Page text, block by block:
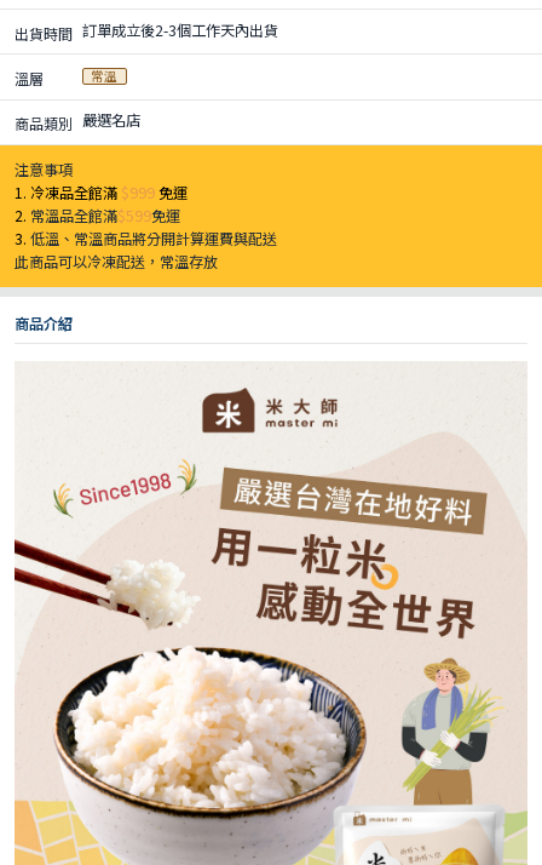
出貨時間 訂單成立後2-3個工作天內出貨
溫層 常溫
商品類別 嚴選名店
注意事項
1. 冷凍品全館滿 $999免運
2. 常溫品全館滿$599免運
3.低溫、常溫商品將分開計算運費與配送
此商品可以冷凍配送，常溫存放
商品介紹